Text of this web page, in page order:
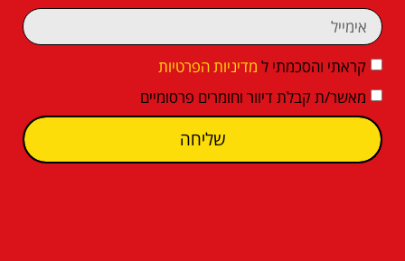
קראתי והסכמתי ל מדיניות הפרטיות
מאשר/ת קבלת דיוור וחומרים פרסומיים
שליחה